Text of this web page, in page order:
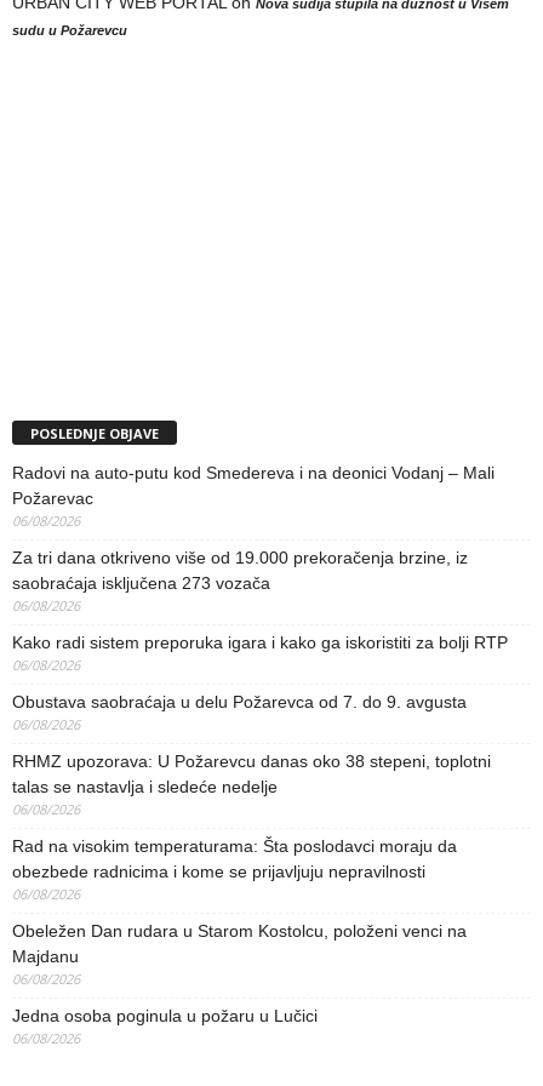
Nova sudija stupila na dužnost u Višem
sudu u Požarevcu
POSLEDNJE OBJAVE
Radovi na auto-putu kod Smedereva i na deonici Vodanj – Mali
Požarevac
06/08/2026
Za tri dana otkriveno više od 19.000 prekoračenja brzine, iz
saobraćaja isključena 273 vozača
06/08/2026
Kako radi sistem preporuka igara i kako ga iskoristiti za bolji RTP
06/08/2026
Obustava saobraćaja u delu Požarevca od 7. do 9. avgusta
06/08/2026
RHMZ upozorava: U Požarevcu danas oko 38 stepeni, toplotni
talas se nastavlja i sledeće nedelje
06/08/2026
Rad na visokim temperaturama: Šta poslodavci moraju da
obezbede radnicima i kome se prijavljuju nepravilnosti
06/08/2026
Obeležen Dan rudara u Starom Kostolcu, položeni venci na
Majdanu
06/08/2026
Jedna osoba poginula u požaru u Lučici
06/08/2026